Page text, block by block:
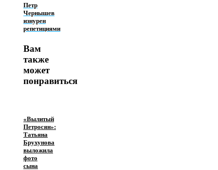
Петр
Чернышев
изнурен
репетициями
Вам
также
может
понравиться
«Вылитый
Петросян»:
Татьяна
Брухунова
выложила
фото
сына